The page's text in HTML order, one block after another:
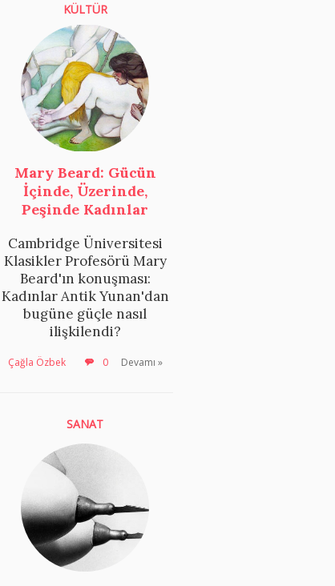
KÜLTÜR
Mary Beard: Gücün
İçinde, Üzerinde,
Peşinde Kadınlar
Cambridge Üniversitesi
Klasikler Profesörü Mary
Beard'ın konuşması:
Kadınlar Antik Yunan'dan
bugüne güçle nasıl
ilişkilendi?
Çağla Özbek 0 Devamı »
SANAT